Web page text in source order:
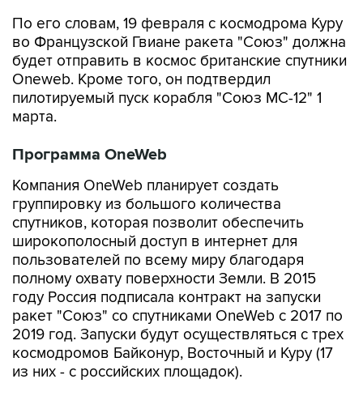
По его словам, 19 февраля с космодрома Куру
во Французской Гвиане ракета "Союз" должна
будет отправить в космос британские спутники
Oneweb. Кроме того, он подтвердил
пилотируемый пуск корабля "Союз МС-12" 1
марта.
Программа OneWeb
Компания OneWeb планирует создать
группировку из большого количества
спутников, которая позволит обеспечить
широкополосный доступ в интернет для
пользователей по всему миру благодаря
полному охвату поверхности Земли. В 2015
году Россия подписала контракт на запуски
ракет "Союз" со спутниками OneWeb с 2017 по
2019 год. Запуски будут осуществляться с трех
космодромов Байконур, Восточный и Куру (17
из них - с российских площадок).